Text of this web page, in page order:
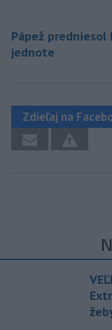
Pápež
jednote
Zdieľaj na